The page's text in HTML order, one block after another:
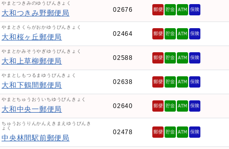
やまとつきみのゆうびんきょく
大和つきみ野郵便局 02676
やまとさくらがおかゆうびんきょく
大和桜ヶ丘郵便局 02464
やまとかみそうやぎゆうびんきょく
大和上草柳郵便局 02588
やまとしもつるまゆうびんきょく
大和下鶴間郵便局 02638
やまとちゅうおういちゆうびんきょく
大和中央一郵便局 02640
ちゅうおうりんかんえきまえゆうびんき
ょく
中央林間駅前郵便局
02478